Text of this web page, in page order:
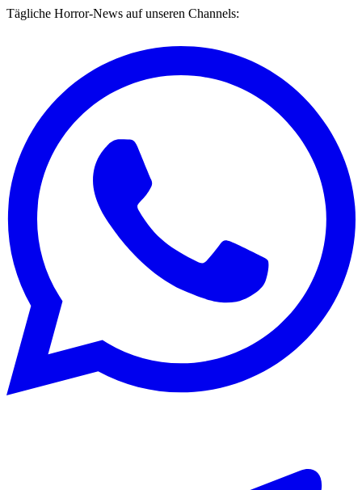
Tägliche Horror-News auf unseren Channels: